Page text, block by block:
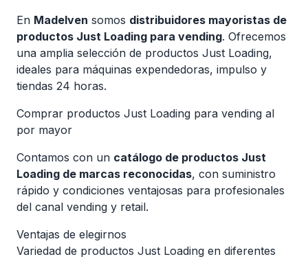
En Madelven somos distribuidores mayoristas de
productos Just Loading para vending. Ofrecemos
una amplia selección de productos Just Loading,
ideales para máquinas expendedoras, impulso y
tiendas 24 horas.
Comprar productos Just Loading para vending al
por mayor
Contamos con un catálogo de productos Just
Loading de marcas reconocidas, con suministro
rápido y condiciones ventajosas para profesionales
del canal vending y retail.
Ventajas de elegirnos
Variedad de productos Just Loading en diferentes